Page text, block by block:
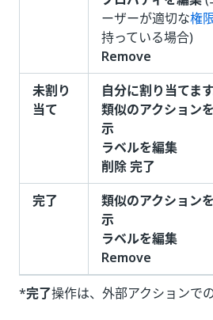
ーザーが適切な権
持っている場合)
Remove
未割り
当て
自分に割り当てます
類似のアクション
示
ラベルを編集
削除完了
完了
類似のアクション
示
ラベルを編集
Remove
*完了操作は、外部アクションで